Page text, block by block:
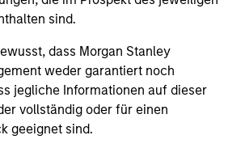
sind.
dass Morgan Stanley
weder garantiert noch
jegliche Informationen auf dieser
vollständig oder für einen
geeignet sind.
of Crowds in Markets:
in Prediction, Betting,